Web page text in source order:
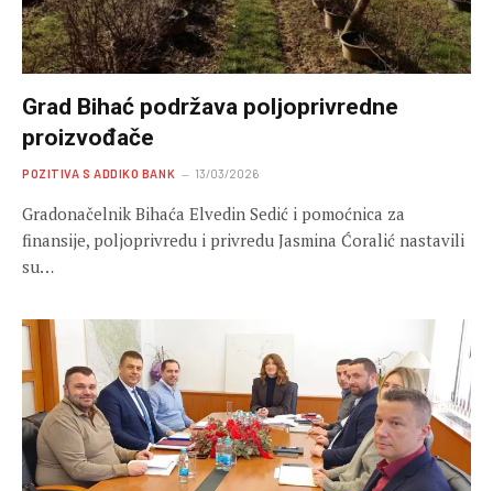
Grad Bihać podržava poljoprivredne
proizvođače
POZITIVA S ADDIKO BANK 13/03/2026
Gradonačelnik Bihaća Elvedin Sedić i pomoćnica za
finansije, poljoprivredu i privredu Jasmina Ćoralić nastavili
su…